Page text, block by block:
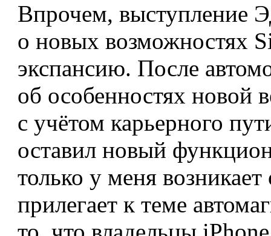
Впрочем, выступление
о новых возможностях
экспансию. После
об особенностях новой
с учётом карьерного
оставил новый
только у меня
прилегает к теме